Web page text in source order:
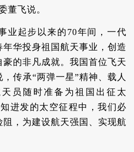
董飞说。
业起步以来的70年间，一代
华投身祖国航天事业，创造
的非凡成就。我国首位飞天
传承“两弹一星”精神、载人
员随时准备为祖国出征太
进发的太空征程中，我们必
，为建设航天强国、实现航